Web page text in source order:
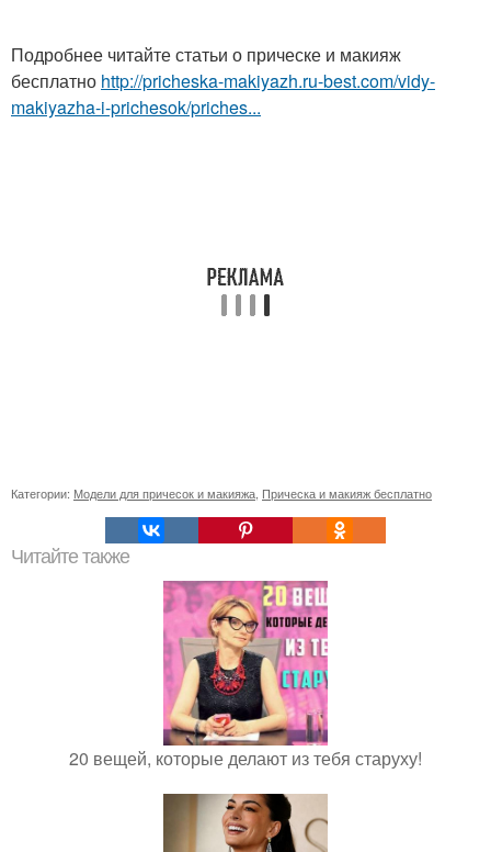
Подробнее читайте статьи о прическе и макияж
бесплатно http://pricheska-makiyazh.ru-best.com/vidy-
makiyazha-i-prichesok/priches...
Категории: Модели для причесок и макияжа, Прическа и макияж бесплатно
Читайте также
20 вещей, которые делают из тебя старуху!